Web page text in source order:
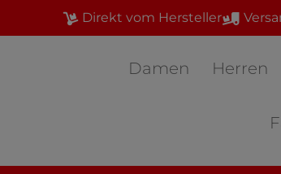
Direkt vom Hersteller
Damen Herren